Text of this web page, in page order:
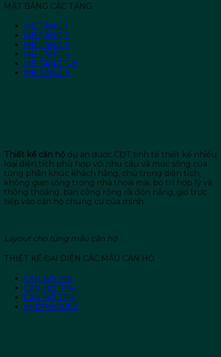
MẶT BẰNG CÁC TẦNG
MB TẦNG 1
MB TẦNG 2
MB TẦNG 3
MB TẦNG 4
MB TẦNG 5-8
MB TẦNG 9
Thiết kế căn hộ dự án được CĐT tinh tế thiết kế nhiều
loại diện tích phù hợp với nhu cầu và mức sống của
từng phân khúc khách hàng, chú trọng diện tích,
không gian sống trong nhà thoải mái, bố trí hợp lý và
thông thoáng, ban công rộng rãi đón nắng, gió trực
tiếp vào căn hộ chung cư của mình.
Layout cho từng mẫu căn hộ
THIẾT KẾ ĐẠI DIỆN CÁC MẪU CĂN HỘ
CĂN HỘ 1PN
CĂN HỘ 1PN+
CĂN HỘ 2PN
SHOPHOUSE